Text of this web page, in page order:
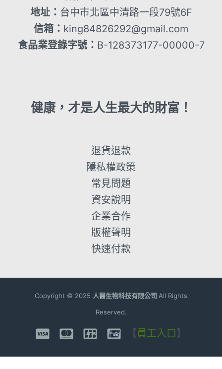
地址： 台中市北區中清路一段79號6F
信箱： king84826292@gmail.com
食品業登錄字號： B-128373177-00000-7
健康，才是人生最大的財富！
退貨退款
隱私權政策
常見問題
資安說明
企業合作
版權聲明
快速付款
Copyright © 2025 人醫生物科技有限公司 All Rights
Reserved.
【 員工入口 】